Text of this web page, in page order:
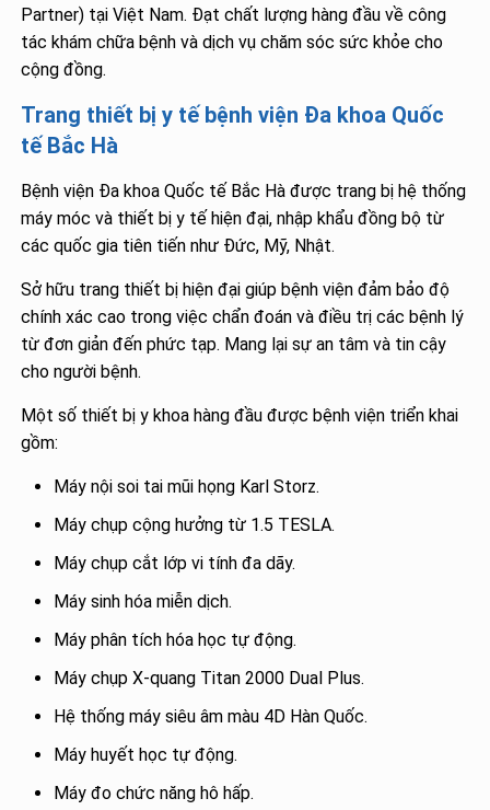
Partner) tại Việt Nam. Đạt chất lượng hàng đầu về công
tác khám chữa bệnh và dịch vụ chăm sóc sức khỏe cho
cộng đồng.
Trang thiết bị y tế bệnh viện Đa khoa Quốc
tế Bắc Hà
Bệnh viện Đa khoa Quốc tế Bắc Hà được trang bị hệ thống
máy móc và thiết bị y tế hiện đại, nhập khẩu đồng bộ từ
các quốc gia tiên tiến như Đức, Mỹ, Nhật.
Sở hữu trang thiết bị hiện đại giúp bệnh viện đảm bảo độ
chính xác cao trong việc chẩn đoán và điều trị các bệnh lý
từ đơn giản đến phức tạp. Mang lại sự an tâm và tin cậy
cho người bệnh.
Một số thiết bị y khoa hàng đầu được bệnh viện triển khai
gồm:
Máy nội soi tai mũi họng Karl Storz.
Máy chụp cộng hưởng từ 1.5 TESLA.
Máy chụp cắt lớp vi tính đa dãy.
Máy sinh hóa miễn dịch.
Máy phân tích hóa học tự động.
Máy chụp X-quang Titan 2000 Dual Plus.
Hệ thống máy siêu âm màu 4D Hàn Quốc.
Máy huyết học tự động.
Máy đo chức năng hô hấp.